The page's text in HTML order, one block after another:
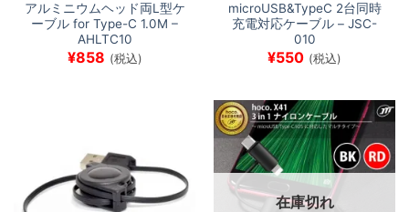
アルミニウムヘッド両L型ケ
ーブル for Type-C 1.0M –
AHLTC10
¥858 (税込)
microUSB&TypeC 2台同時
充電対応ケーブル – JSC-
010
¥550 (税込)
在庫切れ